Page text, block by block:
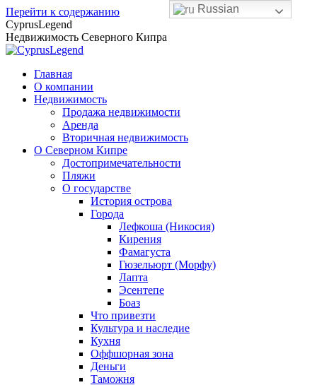
Перейти к содержанию
CyprusLegend
Недвижимость Северного Кипра
Главная
О компании
Недвижимость
Продажа недвижимости
Аренда
Вторичная недвижимость
О Северном Кипре
Достопримечательности
Пляжи
О государстве
История острова
Города
Лефкоша (Никосия)
Кирения
Фамагуста
Гюзельюрт (Морфу)
Лапта
Эсентепе
Боаз
Что привезти
Культура и наследие
Кухня
Оффшорная зона
Деньги
Таможня
Russian